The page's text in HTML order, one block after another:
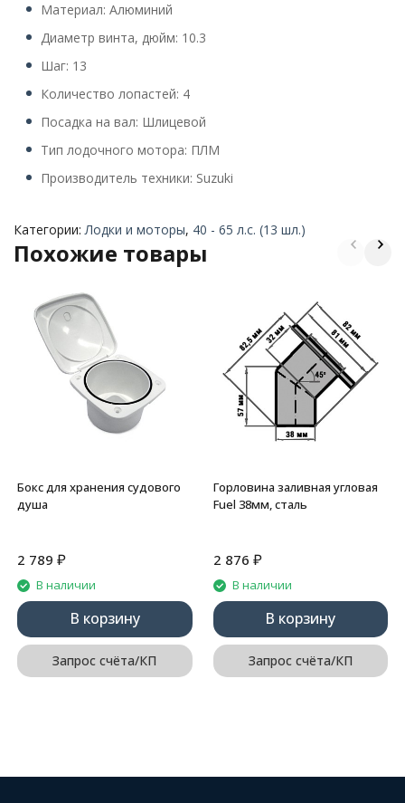
Материал: Алюминий
Диаметр винта, дюйм: 10.3
Шаг: 13
Количество лопастей: 4
Посадка на вал: Шлицевой
Тип лодочного мотора: ПЛМ
Производитель техники: Suzuki
Категории:Лодки и моторы, 40 - 65 л.с. (13 шл.)
Похожие товары
Бокс для хранения судового
душа
2 789 ₽
В наличии
В корзину
Запрос счёта/КП
Горловина заливная угловая
Fuel 38мм, сталь
2 876 ₽
В наличии
В корзину
Запрос счёта/КП